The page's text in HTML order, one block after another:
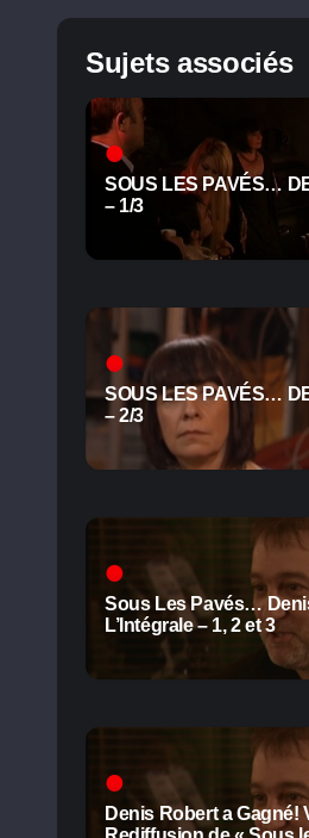
Sujets associés
SOUS LES PAVÉS…
– 1/3
SOUS LES PAVÉS…
– 2/3
Sous Les Pavés…
L’Intégrale – 1, 2 et 3
Denis Robert a Gagné!